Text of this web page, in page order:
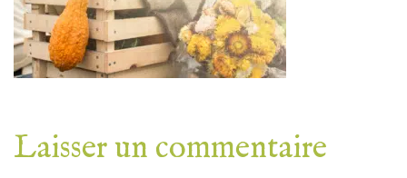
Laisser un commentaire